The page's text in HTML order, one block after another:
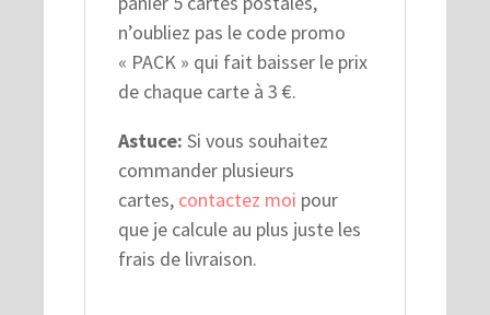
n’oubliez pas le code promo
« PACK » qui fait baisser le prix
de chaque carte à 3 €.
Astuce: Si vous souhaitez
commander plusieurs
cartes, contactez moi pour
que je calcule au plus juste les
frais de livraison.